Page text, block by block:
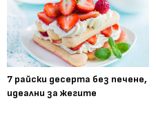
7 райски десерта без печене,
идеални за жегите